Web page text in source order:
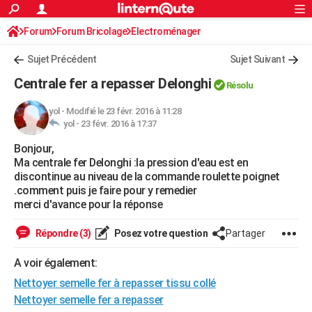
ACTUALITÉS
Politique
Société
Faits Divers
Education
Monde
Villes
+
FINANCE
Retraite
Impôts
Epargne
Immobilier
Risques naturels par ville
Banque
Assurance
Crédit
AUTO
Essais
Réserver un essai
Citadines
Berlines
SUV
Forum auto
+HIGH-TECH
Mobiles
Meilleur smartphone
Internet
Ordinateurs
Jeux vidéo
Guide high-tech
+BRICOLAGE
Forum
Aménagement intérieur
Extérieur
Cuisine
Salle de bains
Jardinage
Rangement
Guides de France
Escapades
Patrimoine
Expositions
Musées
Week-end nature
Art de vivre
Bien-être
Loisirs
Mode
Modes de vie
Alimentation
Guide de la santé
Maladies
Médicaments
Sommeil
VOYAGE
S'inscrire
Connexion
Forum Forum Bricolage Electroménager
Sujet Précédent Sujet Suivant
Centrale fer a repasser Delonghi Résolu
yol - Modifié le 23 févr. 2016 à 11:28
yol - 23 févr. 2016 à 17:37
Bonjour,
Ma centrale fer Delonghi :la pression d'eau est en
discontinue au niveau de la commande roulette poignet
.comment puis je faire pour y remedier
merci d'avance pour la réponse
Répondre (3) Posez votre question Partager
A voir également:
Nettoyer semelle fer à repasser tissu collé
Nettoyer semelle fer a repasser